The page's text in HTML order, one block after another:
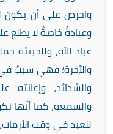
واحرص على أن يكون
وعبادةٌ خاصةٌ لا يطلع
عباد الله، وللخبيئة
والآخرة؛ فهي سببٌ
والشدائد،
والسمعة، كما أنّها
للعبد في وقت